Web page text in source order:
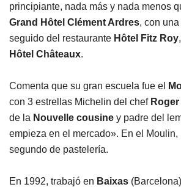
principiante, nada más y nada menos
Grand Hôtel Clément Ardres, con
seguido del restaurante Hôtel Fitz Roy
Hôtel Châteaux.
Comenta que su gran escuela fue el
con 3 estrellas Michelin del chef
de la Nouvelle cousine y padre del
empieza en el mercado». En el
segundo de pastelería.
En 1992, trabajó en Baixas